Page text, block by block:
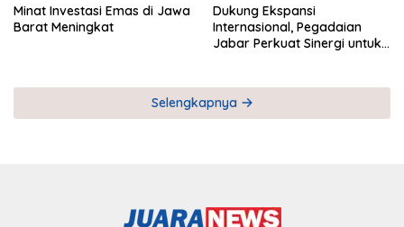
Minat Investasi Emas di Jawa
Barat Meningkat
Dukung Ekspansi
Internasional, Pegadaian
Jabar Perkuat Sinergi untuk
Selengkapnya